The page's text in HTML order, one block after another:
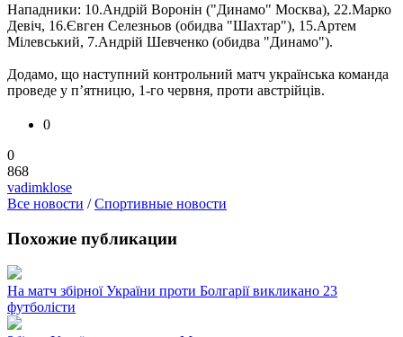
Нападники: 10.Андрій Воронін ("Динамо" Москва), 22.Марко
Девіч, 16.Євген Селезньов (обидва "Шахтар"), 15.Артем
Мілевський, 7.Андрій Шевченко (обидва "Динамо").
Додамо, що наступний контрольний матч українська команда
проведе у п’ятницю, 1-го червня, проти австрійців.
0
0
868
vadimklose
Все новости /Спортивные новости
Похожие публикации
На матч збірної України проти Болгарії викликано 23
футболісти